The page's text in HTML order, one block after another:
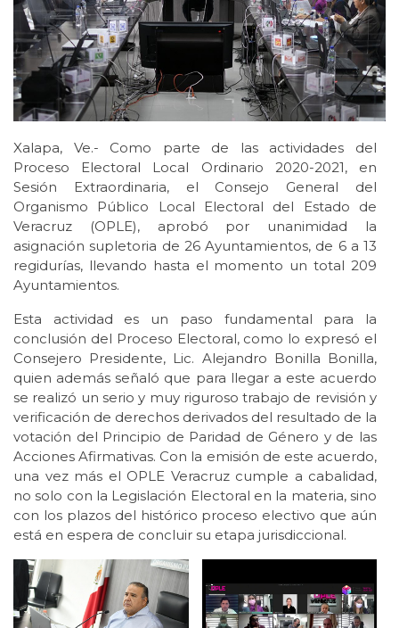
Xalapa, Ve.- Como parte de las actividades del
Proceso Electoral Local Ordinario 2020-2021, en
Sesión Extraordinaria, el Consejo General del
Organismo Público Local Electoral del Estado de
Veracruz (OPLE), aprobó por unanimidad la
asignación supletoria de 26 Ayuntamientos, de 6 a 13
regidurías, llevando hasta el momento un total 209
Ayuntamientos.
Esta actividad es un paso fundamental para la
conclusión del Proceso Electoral, como lo expresó el
Consejero Presidente, Lic. Alejandro Bonilla Bonilla,
quien además señaló que para llegar a este acuerdo
se realizó un serio y muy riguroso trabajo de revisión y
verificación de derechos derivados del resultado de la
votación del Principio de Paridad de Género y de las
Acciones Afirmativas. Con la emisión de este acuerdo,
una vez más el OPLE Veracruz cumple a cabalidad,
no solo con la Legislación Electoral en la materia, sino
con los plazos del histórico proceso electivo que aún
está en espera de concluir su etapa jurisdiccional.